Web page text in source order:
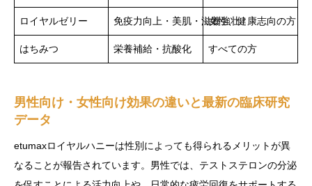
ロイヤルゼリー 免疫力向上・美肌・滋養強壮女性、健康志向の方
はちみつ 栄養補給・抗酸化 すべての方
男性向け・女性向け効果の違いと最新の臨床研究
データ
etumaxロイヤルハニーは性別によっても得られるメリットが異
なることが報告されています。男性では、テストステロンの分泌